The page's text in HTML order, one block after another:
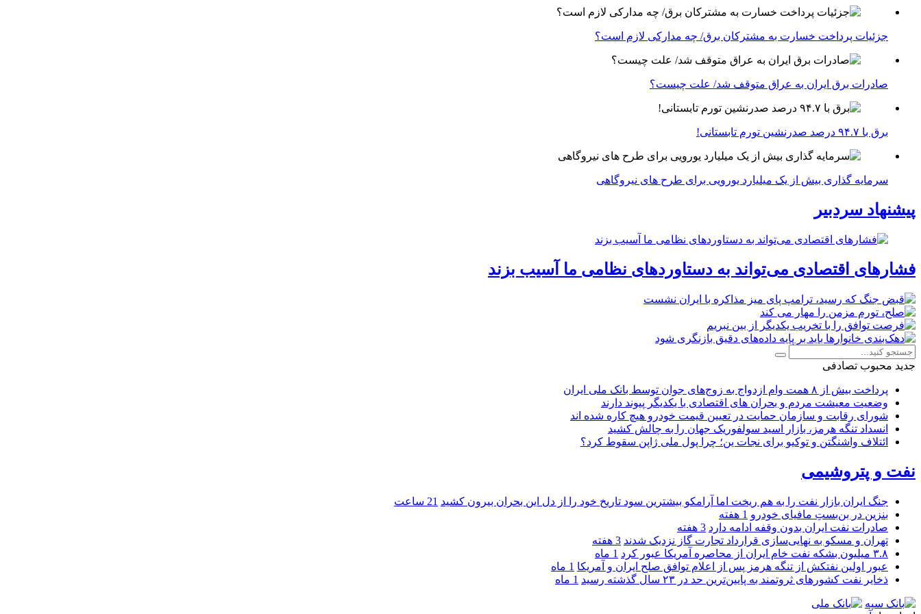
جزئیات پرداخت خسارت به مشترکان برق/ چه مدارکی لازم است؟
صادرات برق ایران به عراق متوقف شد/ علت چیست؟
برق با ۹۴.۷ درصد صدرنشین تورم تابستانی!
سرمایه گذاری بیش از یک میلیارد یورویی برای طرح های نیروگاهی
پیشنهاد سردبیر
فشارهای اقتصادی می‌تواند به دستاوردهای نظامی ما آسیب بزند
جدید محبوب تصادفی
پرداخت بیش از ۸ همت وام ازدواج به زوج‌های جوان توسط بانک ملی ایران
وضعیت معیشت مردم و بحران های اقتصادی با یکدیگر پیوند دارند
شورای رقابت و سازمان حمایت در تعیین قیمت خودرو هیچ کاره شده اند
انسداد تنگه هرمز، بازار اسید سولفوریک جهان را به چالش کشید
ائتلاف واشنگتن و توکیو برای نجات ین؛ چرا پول ملی ژاپن سقوط کرد؟
نفت و پتروشیمی
جنگ ایران بازار نفت را به هم ریخت اما آرامکو بیشترین سود تاریخ خود را از دل این بحران بیرون کشید 21 ساعت
بنزین در بن‌بستِ مافیای خودرو 1 هفته
صادرات نفت ایران بدون وقفه ادامه دارد 3 هفته
تهران و مسکو به نهایی‌سازی قرارداد تجارت گاز نزدیک شدند 3 هفته
۳.۸ میلیون بشکه نفت خام ایران از محاصره آمریکا عبور کرد
1 ماه
عبور اولین نفتکش از تنگه هرمز پس از اعلام توافق صلح ایران و آمریکا 1 ماه
ذخایر نفت کشورهای ثروتمند به پایین‌ترین حد در ۲۳ سال گذشته رسید
1 ماه